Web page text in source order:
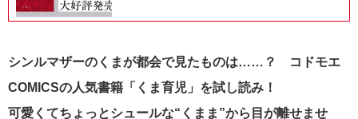
シンルマザーのくまが都会で見たものは……？ コドモエ
COMICSの人気書籍「くま育児」を試し読み！
可愛くてちょっとシュールな“くまま”から目が離せませ